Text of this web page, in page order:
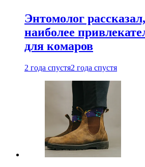
Энтомолог
наиболее
для комаров
2 года спустя2 года спустя